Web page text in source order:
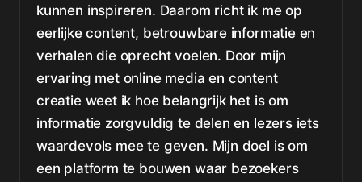
kunnen inspireren. Daarom richt ik me op
eerlijke content, betrouwbare informatie en
verhalen die oprecht voelen. Door mijn
ervaring met online media en content
creatie weet ik hoe belangrijk het is om
informatie zorgvuldig te delen en lezers iets
waardevols mee te geven. Mijn doel is om
een platform te bouwen waar bezoekers